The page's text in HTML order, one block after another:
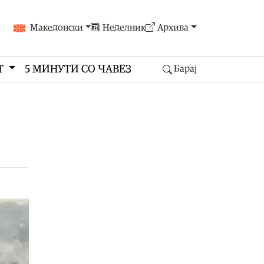
Македонски Неделник Архива
5 МИНУТИ СО ЧАВЕЗ Барај